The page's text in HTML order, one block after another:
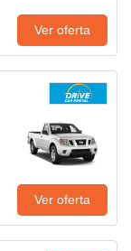
Ver oferta
Ver oferta